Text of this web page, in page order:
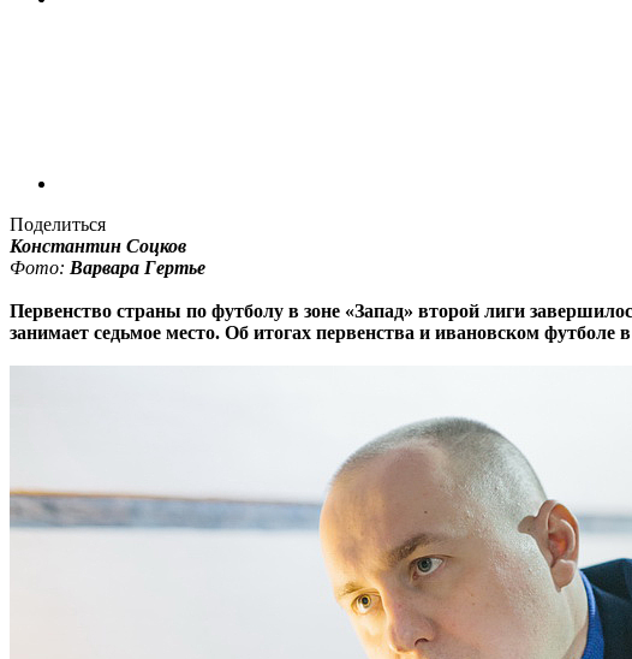
Поделиться
Константин Соцков
Фото: Варвара Гертье
Первенство страны по футболу в зоне «Запад» второй лиги
занимает седьмое место. Об итогах первенства и ивановском